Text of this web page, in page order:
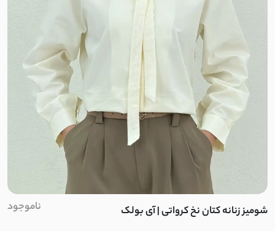
پارچه کوبایی
نخ و پنبه برجسته
میکروفایبر
کشی آستردار
پنبه دورس ظریف
گلکسی نخ
کرپ نخ
شومیز زنانه کتان نخ کرواتی | آی بولک ناموجود